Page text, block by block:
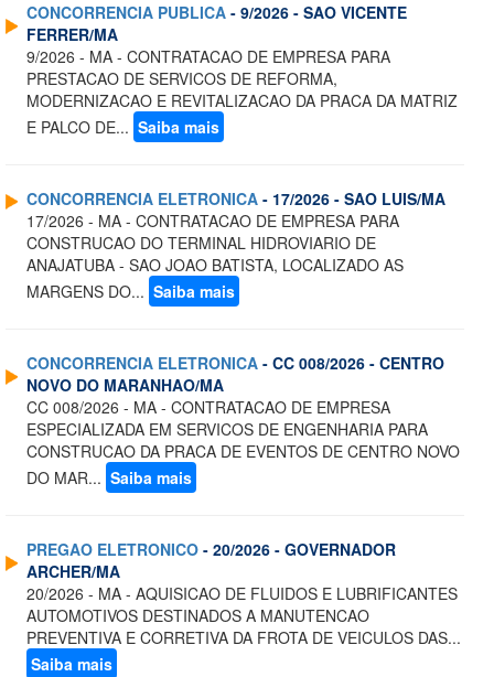
CONCORRENCIA PUBLICA - 9/2026 - SAO VICENTE
FERRER/MA
9/2026 - MA - CONTRATACAO DE EMPRESA PARA
PRESTACAO DE SERVICOS DE REFORMA,
MODERNIZACAO E REVITALIZACAO DA PRACA DA MATRIZ
E PALCO DE... Saiba mais
CONCORRENCIA ELETRONICA - 17/2026 - SAO LUIS/MA
17/2026 - MA - CONTRATACAO DE EMPRESA PARA
CONSTRUCAO DO TERMINAL HIDROVIARIO DE
ANAJATUBA - SAO JOAO BATISTA, LOCALIZADO AS
MARGENS DO... Saiba mais
CONCORRENCIA ELETRONICA - CC 008/2026 - CENTRO
NOVO DO MARANHAO/MA
CC 008/2026 - MA - CONTRATACAO DE EMPRESA
ESPECIALIZADA EM SERVICOS DE ENGENHARIA PARA
CONSTRUCAO DA PRACA DE EVENTOS DE CENTRO NOVO
DO MAR... Saiba mais
PREGAO ELETRONICO - 20/2026 - GOVERNADOR
ARCHER/MA
20/2026 - MA - AQUISICAO DE FLUIDOS E LUBRIFICANTES
AUTOMOTIVOS DESTINADOS A MANUTENCAO
PREVENTIVA E CORRETIVA DA FROTA DE VEICULOS DAS...
Saiba mais